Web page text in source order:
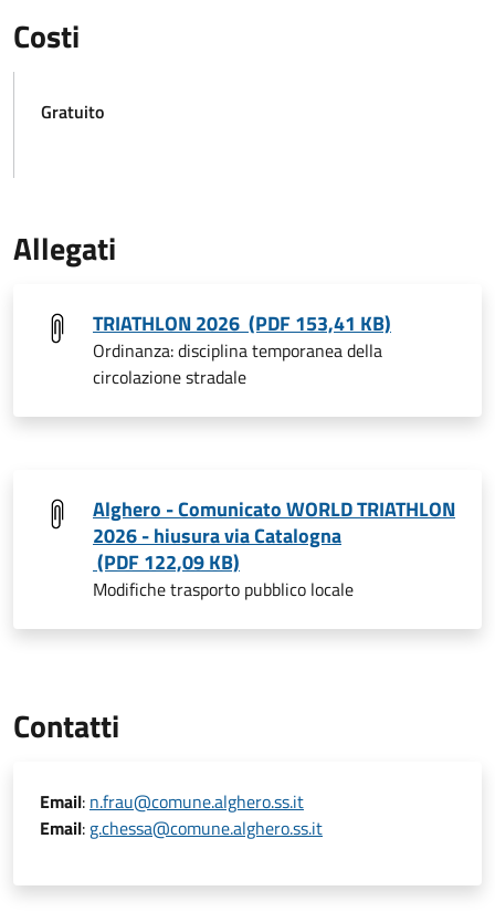
Costi
Gratuito
Allegati
TRIATHLON 2026 (PDF 153,41 KB)
Ordinanza: disciplina temporanea della
circolazione stradale
Alghero - Comunicato WORLD TRIATHLON
2026 - hiusura via Catalogna
(PDF 122,09 KB)
Modifiche trasporto pubblico locale
Contatti
Email: n.frau@comune.alghero.ss.it
Email: g.chessa@comune.alghero.ss.it